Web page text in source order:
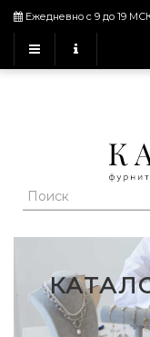
Ежедневно с 9 до 19